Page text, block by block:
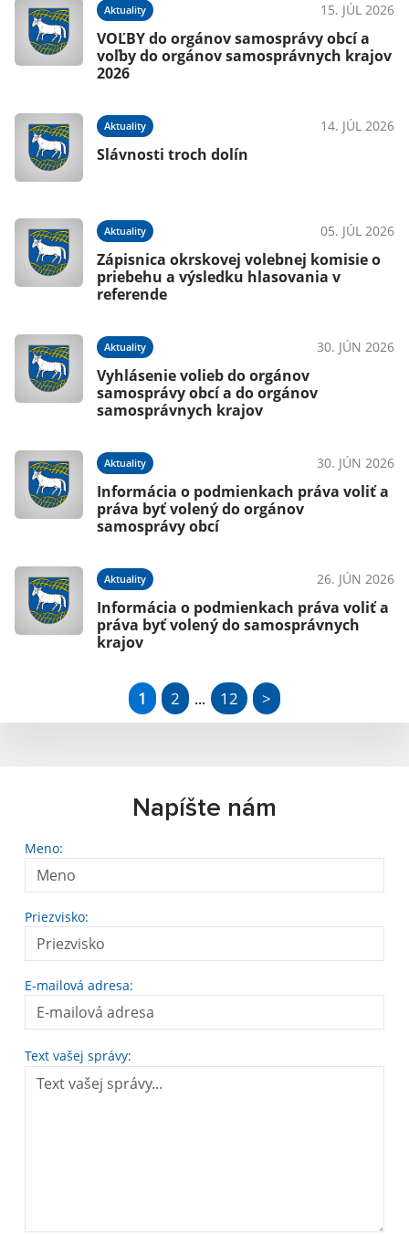
Aktuality 15. JÚL 2026
VOĽBY do orgánov samosprávy obcí a
voľby do orgánov samosprávnych krajov
2026
Aktuality 14. JÚL 2026
Slávnosti troch dolín
Aktuality 05. JÚL 2026
Zápisnica okrskovej volebnej komisie o
priebehu a výsledku hlasovania v
referende
Aktuality 30. JÚN 2026
Vyhlásenie volieb do orgánov
samosprávy obcí a do orgánov
samosprávnych krajov
Aktuality 30. JÚN 2026
Informácia o podmienkach práva voliť a
práva byť volený do orgánov
samosprávy obcí
Aktuality 26. JÚN 2026
Informácia o podmienkach práva voliť a
práva byť volený do samosprávnych
krajov
1 2 ... 12 >
Napíšte nám
Meno:
Priezvisko:
E-mailová adresa:
Text vašej správy: